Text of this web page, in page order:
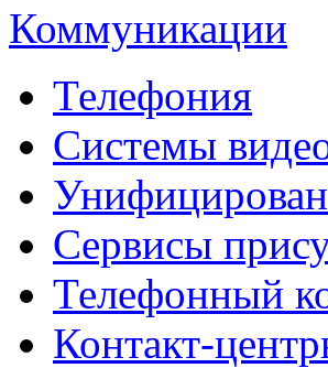
Коммуникации
Телефония
Системы
Сервисы
Телефонный
Контакт-